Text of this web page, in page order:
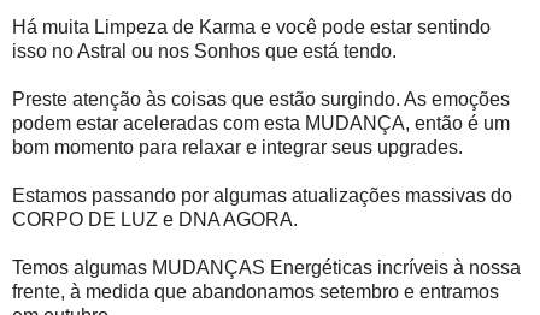
Há muita Limpeza de Karma e você pode estar sentindo
isso no Astral ou nos Sonhos que está tendo.
Preste atenção às coisas que estão surgindo. As emoções
podem estar aceleradas com esta MUDANÇA, então é um
bom momento para relaxar e integrar seus upgrades.
Estamos passando por algumas atualizações massivas do
CORPO DE LUZ e DNA AGORA.
Temos algumas MUDANÇAS Energéticas incríveis à nossa
frente, à medida que abandonamos setembro e entramos